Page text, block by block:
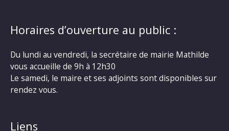
Horaires d’ouverture au public :
Du lundi au vendredi, la secrétaire de mairie Mathilde
vous accueille de 9h à 12h30
Le samedi, le maire et ses adjoints sont disponibles sur
rendez vous.
Liens